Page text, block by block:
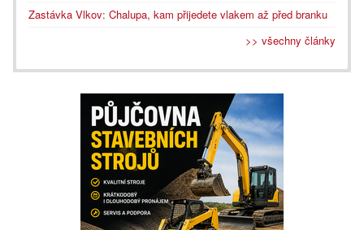
Zastávka Vlkov: Chalupa, kam přijedete vlakem až před branku
>> všechny články